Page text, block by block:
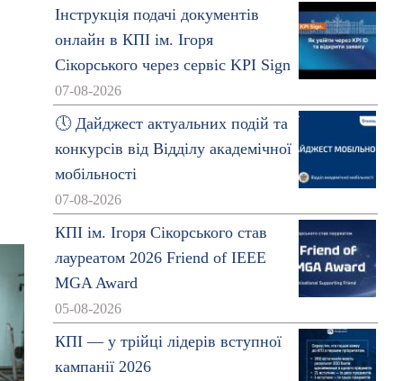
Інструкція подачі документів
онлайн в КПІ ім. Ігоря
Сікорського через сервіс KPI Sign
07-08-2026
🕔 Дайджест актуальних подій та
конкурсів від Відділу академічної
мобільності
07-08-2026
КПІ ім. Ігоря Сікорського став
лауреатом 2026 Friend of IEEE
MGA Award
05-08-2026
КПІ — у трійці лідерів вступної
кампанії 2026